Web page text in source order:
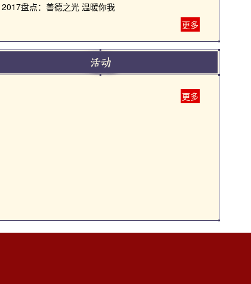
2017盘点：善德之光 温暖你我
更多
更多